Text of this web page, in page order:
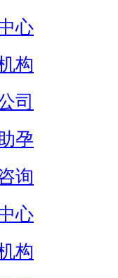
心
构
司
孕
询
心
构